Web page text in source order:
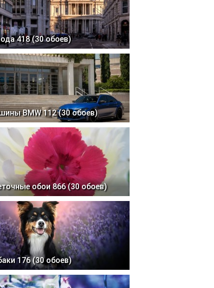
418 (30 обоев)
BMW 112 (30 обоев)
обои 866 (30 обоев)
176 (30 обоев)